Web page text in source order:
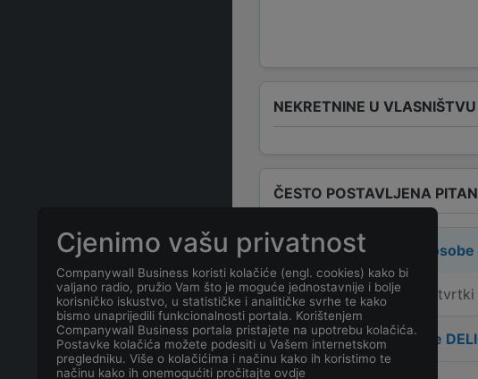
NEKRETNINE U VLASNIŠTVU
ČESTO POSTAVLJENA
Tko su odgovorne
Odgovorne osobe u tvrtki
Koja je adresa tvrtke
Cjenimo vašu privatnost
Companywall Business koristi kolačiće (engl. cookies) kako bi
valjano radio, pružio Vam što je moguće jednostavnije i bolje
korisničko iskustvo, u statističke i analitičke svrhe te kako
bismo unaprijedili funkcionalnosti portala. Korištenjem
Companywall Business portala pristajete na upotrebu kolačića.
Postavke kolačića možete podesiti u Vašem internetskom
pregledniku. Više o kolačićima i načinu kako ih koristimo te
načinu kako ih onemogućiti pročitajte ovdje